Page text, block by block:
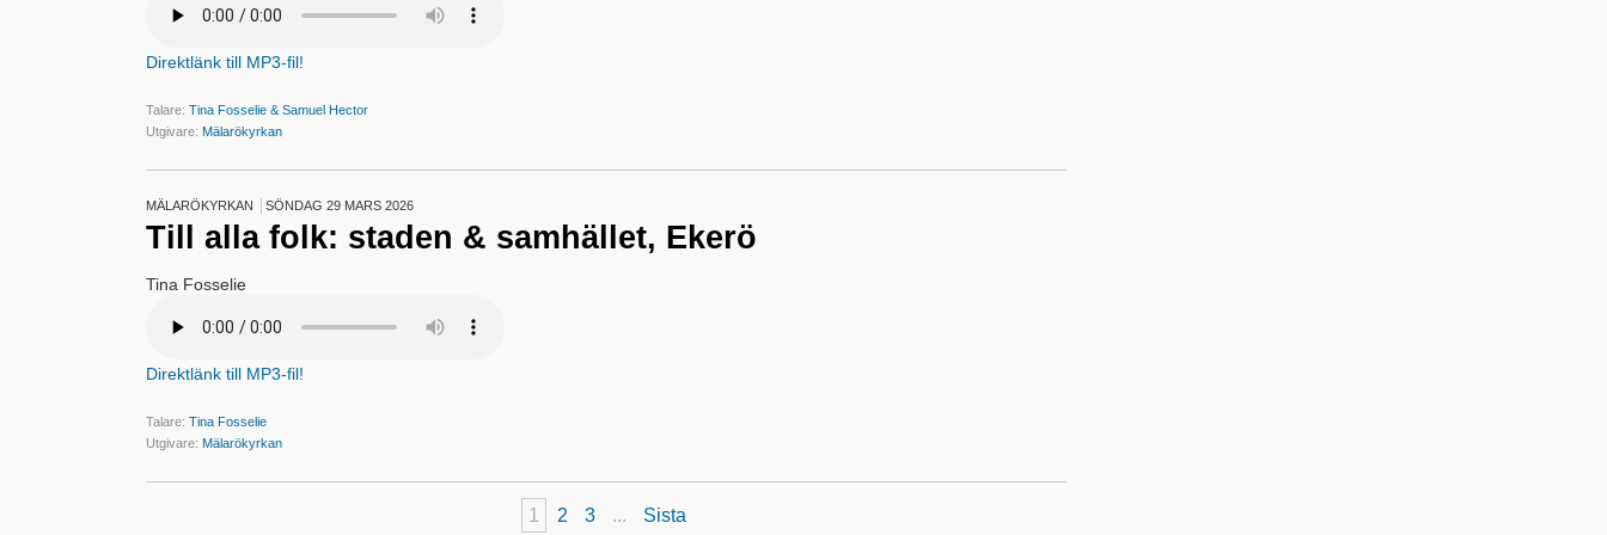
Direktlänk till MP3-fil!
Talare: Tina Fosselie & Samuel Hector
Utgivare: Mälarökyrkan
MÄLARÖKYRKAN SÖNDAG 29 MARS 2026
Till alla folk: staden & samhället, Ekerö
Tina Fosselie
Direktlänk till MP3-fil!
Talare: Tina Fosselie
Utgivare: Mälarökyrkan
1 2 3 ... Sista